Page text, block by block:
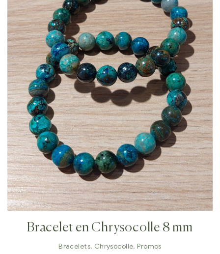
Bracelet en Chrysocolle 8 mm
Bracelets, Chrysocolle,Promos